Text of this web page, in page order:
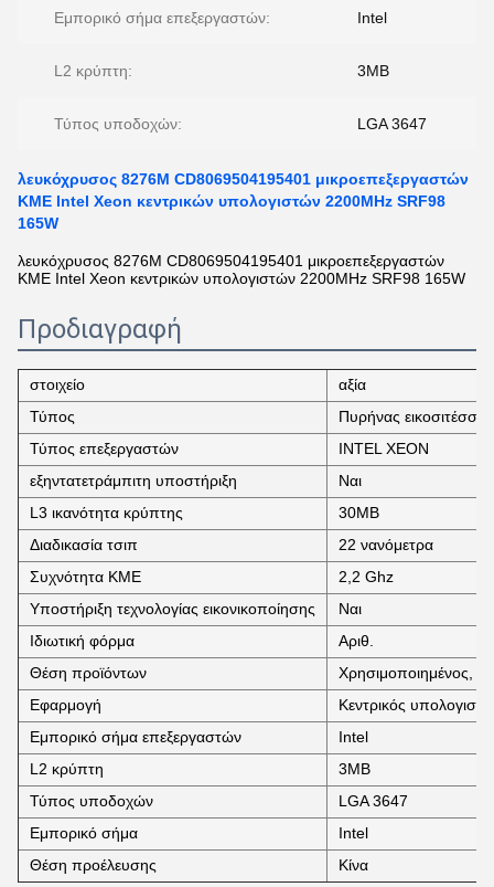
Εμπορικό σήμα επεξεργαστών: Intel
L2 κρύπτη: 3MB
Τύπος υποδοχών: LGA 3647
λευκόχρυσος 8276M CD8069504195401 μικροεπεξεργαστών
ΚΜΕ Intel Xeon κεντρικών υπολογιστών 2200MHz SRF98
165W
λευκόχρυσος 8276M CD8069504195401 μικροεπεξεργαστών
ΚΜΕ Intel Xeon κεντρικών υπολογιστών 2200MHz SRF98 165W
Προδιαγραφή
στοιχείο
αξία
Τύπος
Πυρήνας
Τύπος επεξεργαστών
INTEL XEON
εξηντατετράμπιτη υποστήριξη
Ναι
L3 ικανότητα κρύπτης
30MB
Διαδικασία τσιπ
22 νανόμετρα
Συχνότητα ΚΜΕ
2,2 Ghz
Υποστήριξη τεχνολογίας εικονικοποίησης
Ναι
Ιδιωτική φόρμα
Αριθ.
Θέση προϊόντων
Χρησιμοποιημένος,
Εφαρμογή
Κεντρικός
Εμπορικό σήμα επεξεργαστών
Intel
L2 κρύπτη
3MB
Τύπος υποδοχών
LGA 3647
Εμπορικό σήμα
Intel
Θέση προέλευσης
Κίνα